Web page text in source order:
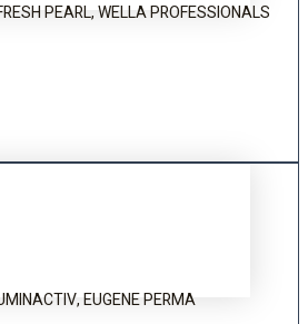
PEARL, WELLA PROFESSIONALS
EUGENE PERMA